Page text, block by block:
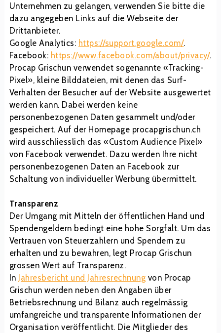
Unternehmen zu gelangen, verwenden Sie bitte die
dazu angegeben Links auf die Webseite der
Drittanbieter.
Google Analytics: https://support.google.com/.
Facebook: https://www.facebook.com/about/privacy/.
Procap Grischun verwendet sogenannte «Tracking-
Pixel», kleine Bilddateien, mit denen das Surf-
Verhalten der Besucher auf der Website ausgewertet
werden kann. Dabei werden keine
personenbezogenen Daten gesammelt und/oder
gespeichert. Auf der Homepage procapgrischun.ch
wird ausschliesslich das «Custom Audience Pixel»
von Facebook verwendet. Dazu werden Ihre nicht
personenbezogenen Daten an Facebook zur
Schaltung von individueller Werbung übermittelt.
Transparenz
Der Umgang mit Mitteln der öffentlichen Hand und
Spendengeldern bedingt eine hohe Sorgfalt. Um das
Vertrauen von Steuerzahlern und Spendern zu
erhalten und zu bewahren, legt Procap Grischun
grossen Wert auf Transparenz.
In Jahresbericht und Jahresrechnung von Procap
Grischun werden neben den Angaben über
Betriebsrechnung und Bilanz auch regelmässig
umfangreiche und transparente Informationen der
Organisation veröffentlicht. Die Mitglieder des